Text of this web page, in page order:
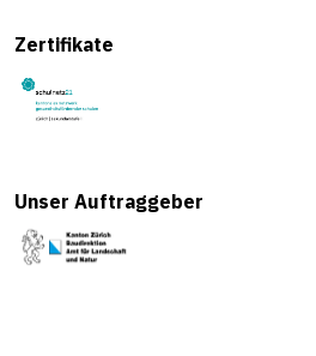
Zertifikate
Unser Auftraggeber